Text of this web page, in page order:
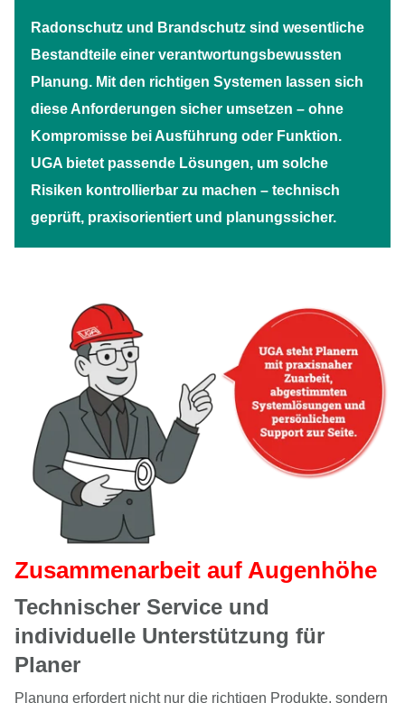
Radonschutz und Brandschutz sind wesentliche
Bestandteile einer verantwortungsbewussten
Planung. Mit den richtigen Systemen lassen sich
diese Anforderungen sicher umsetzen – ohne
Kompromisse bei Ausführung oder Funktion.
UGA bietet passende Lösungen, um solche
Risiken kontrollierbar zu machen – technisch
geprüft, praxisorientiert und planungssicher.
Zusammenarbeit auf Augenhöhe
Technischer Service und
individuelle Unterstützung für
Planer
Planung erfordert nicht nur die richtigen Produkte, sondern